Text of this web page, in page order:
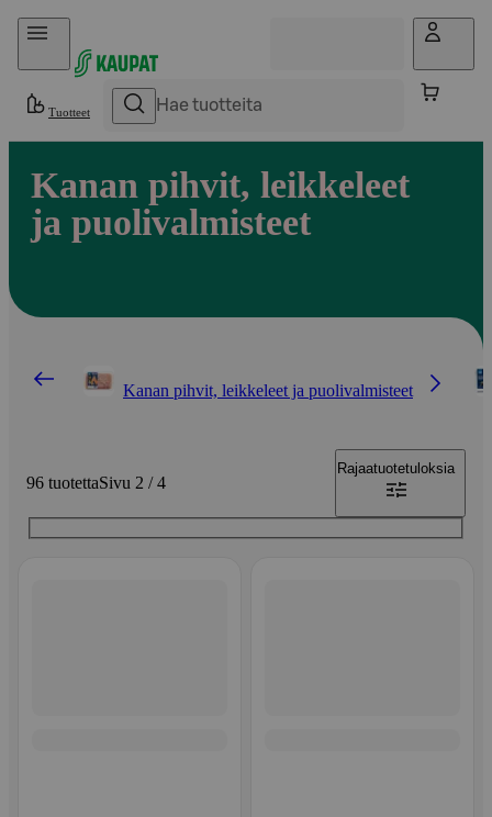
Hyppää sisältöön
Tuotteet
Kanan pihvit, leikkeleet
ja puolivalmisteet
Kanan pihvit, leikkeleet ja puolivalmisteet
96 tuotettaSivu 2 / 4
Rajaatuotetuloksia